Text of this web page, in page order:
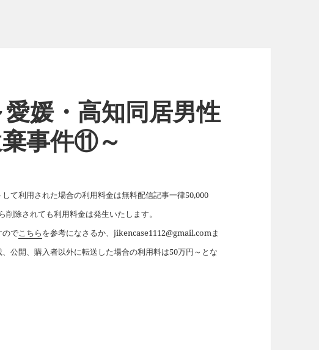
媛・高知同居男性
事件⑪～
て利用された場合の利用料金は無料配信記事一律50,000
除されても利用料金は発生いたします。
のでこちらを参考になさるか、jikencase1112@gmail.comま
公開、購入者以外に転送した場合の利用料は50万円～とな